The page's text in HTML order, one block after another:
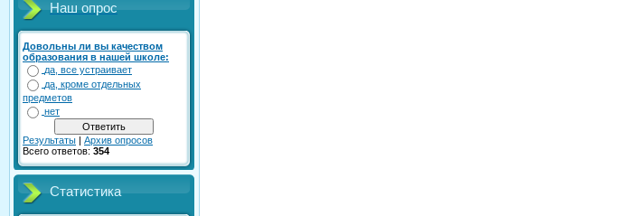
Наш опрос
Довольны ли вы качеством
образования в нашей школе:
да, все устраивает
да, кроме отдельных
предметов
нет
Результаты | Архив опросов
Всего ответов: 354
Статистика